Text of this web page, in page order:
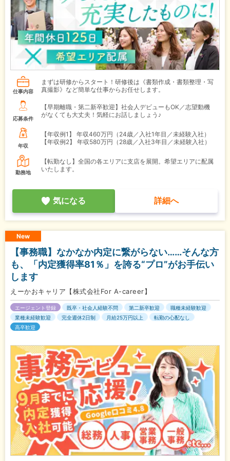
仕事内容
まずは研修からスタート！研修後は《書類作成・書類整理・写
真撮影》など簡単な仕事からお任せします。
応募条件
【早期離職・第二新卒歓迎】社会人デビューもOK／志望動機
がなくても大丈夫！気軽にお話しましょう♪
年収
【年収例1】
年収460万円（24歳／入社1年目／未経験入社）
【年収例2】
年収580万円（28歳／入社3年目／未経験入社）
勤務地
【転勤なし】全国の各エリアに支店を展開。希望エリアに配属
いたします。
気になる 詳細へ
New
【事務職】なかなか内定に繋がらない……そんな方
も、「内定獲得率81％」を誇る“プロ”がお手伝い
します
えーかおキャリア【株式会社For A-career】
エージェント登録 既卒・社会人経験不問 第二新卒歓迎
職種未経験歓迎
業種未経験歓迎
完全週休2日制 月給25万円以上
転勤の心配なし
高卒歓迎